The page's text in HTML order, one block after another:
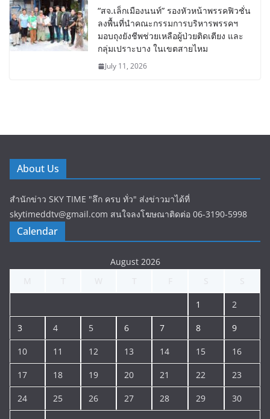
“สจ.เล็กเมืองนนท์” รองหัวหน้าพรรคฟิวชั่น
ลงพื้นที่นำคณะกรรมการบริหารพรรคฯ
มอบถุงยังชีพช่วยเหลือผู้ป่วยติดเตียง และ
กลุ่มเปราะบาง ในเขตสายไหม
July 11, 2026
About Us
สำนักข่าว SKY TIME "ลึก ครบ ทั่ว" ส่งข่าวมาได้ที่
skytimeddtv@gmail.com สนใจลงโฆษณาติดต่อ 06-3190-5998
Calendar
August 2026
1 2
3 4 5 6 7 8 9
10 11 12 13 14 15 16
17 18 19 20 21 22 23
24 25 26 27 28 29 30